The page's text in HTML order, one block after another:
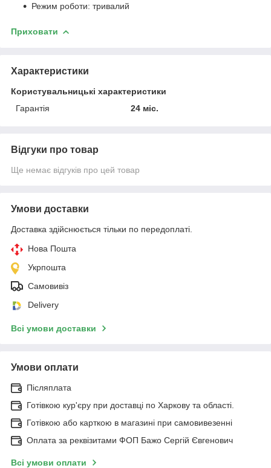
Режим роботи: тривалий
Приховати
Характеристики
Користувальницькі характеристики
Гарантія
24 міс.
Відгуки про товар
Ще немає відгуків про цей товар
Умови доставки
Доставка здійснюється тільки по передоплаті.
Нова Пошта
Укрпошта
Самовивіз
Delivery
Всі умови доставки
Умови оплати
Післяплата
Готівкою кур'єру при доставці по Харкову та області.
Готівкою або карткою в магазині при самовивезенні
Оплата за реквізитами ФОП Бажо Сергій Євгенович
Всі умови оплати